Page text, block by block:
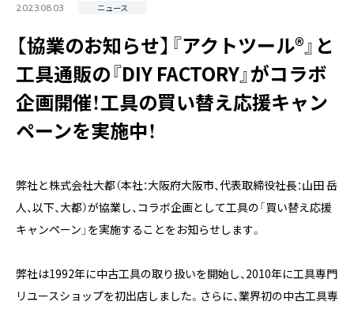
2023.08.03 ニュース
【協業のお知らせ】『アクトツール®』と
工具通販の『DIY FACTORY』がコラボ
企画開催！工具の買い替え応援キャン
ペーンを実施中！
弊社と株式会社大都（本社：大阪府大阪市、代表取締役社長：山田 岳
人、以下、大都）が協業し、コラボ企画として工具の「買い替え応援
キャンペーン」を実施することをお知らせします。
弊社は1992年に中古工具の取り扱いを開始し、2010年に工具専門
リユースショップを初出店しました。さらに、業界初の中古工具専
〒171-0014 東京都豊島区池袋2丁目40-12
西池袋第一生命ビルディング5階
TEL：03-6914-3443